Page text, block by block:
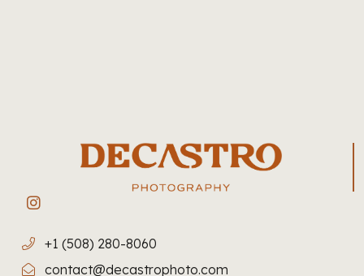
+1 (508) 280-8060
contact@decastrophoto.com